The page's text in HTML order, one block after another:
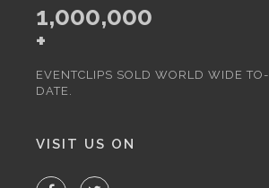
1,000,000
+
EVENTCLIPS SOLD WORLD WIDE TO-
DATE.
VISIT US ON